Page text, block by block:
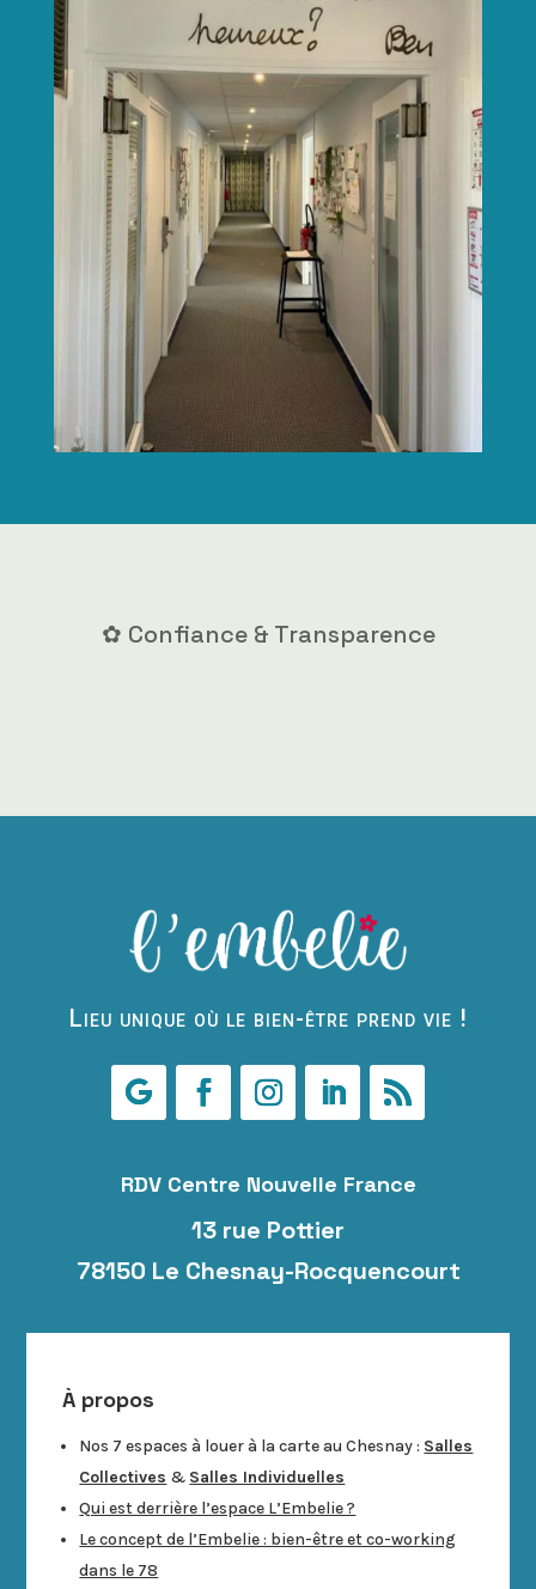
✿ Confiance & Transparence
Lieu unique où le bien-être prend vie !
RDV Centre Nouvelle France
13 rue Pottier
78150 Le Chesnay-Rocquencourt
À propos
Nos 7 espaces à louer à la carte au Chesnay : Salles
Collectives & Salles Individuelles
Qui est derrière l’espace L’Embelie ?
Le concept de l’Embelie : bien-être et co-working
dans le 78